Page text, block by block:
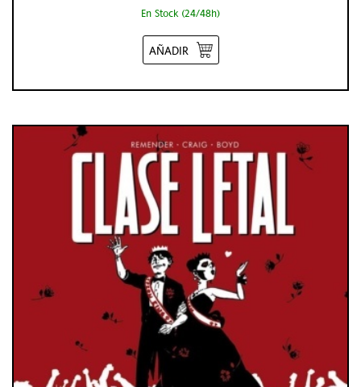
En Stock (24/48h)
AÑADIR